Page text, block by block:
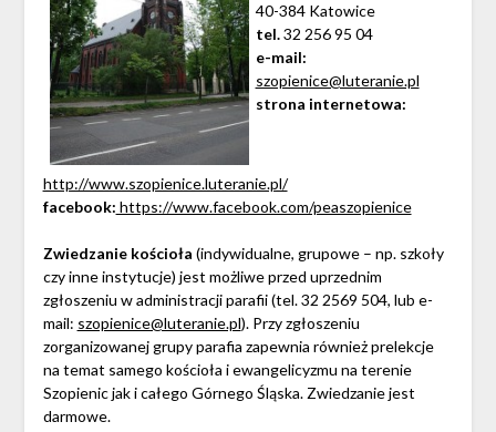
40-384 Katowice
tel.32 256 95 04
e-mail:
szopienice@luteranie.pl
strona internetowa:
http://www.szopienice.luteranie.pl/
facebook: https://www.facebook.com/peaszopienice
Zwiedzanie kościoła (indywidualne, grupowe – np. szkoły
czy inne instytucje) jest możliwe przed uprzednim
zgłoszeniu w administracji parafii (tel. 32 2569 504, lub e-
mail: szopienice@luteranie.pl). Przy zgłoszeniu
zorganizowanej grupy parafia zapewnia również prelekcje
na temat samego kościoła i ewangelicyzmu na terenie
Szopienic jak i całego Górnego Śląska. Zwiedzanie jest
darmowe.